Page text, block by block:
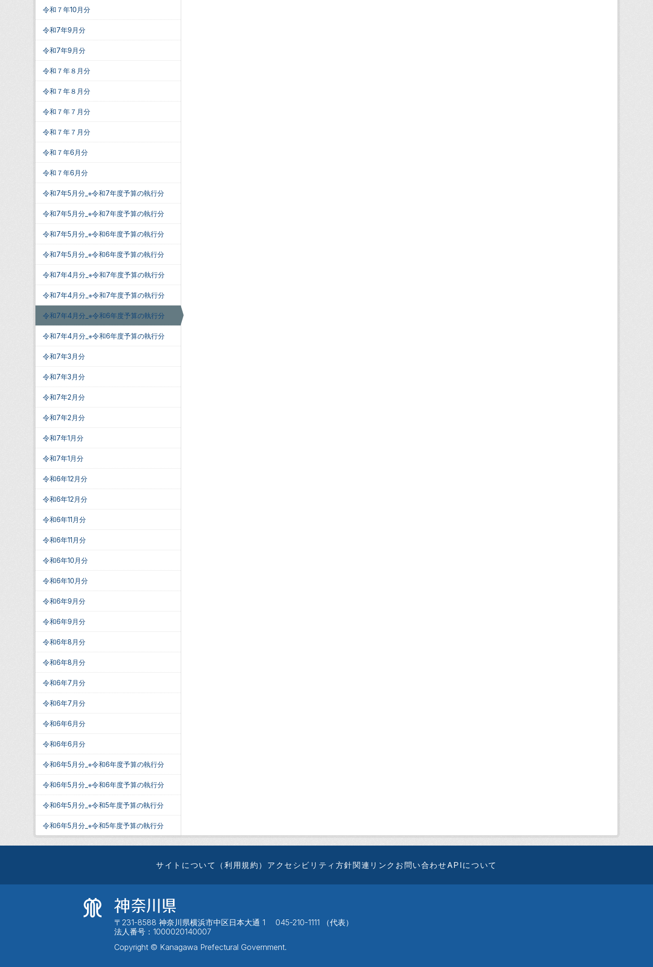
令和７年10月分
令和7年9月分
令和7年9月分
令和７年８月分
令和７年８月分
令和７年７月分
令和７年７月分
令和７年6月分
令和７年6月分
令和7年5月分_※令和7年度予算の執行分
令和7年5月分_※令和7年度予算の執行分
令和7年5月分_※令和6年度予算の執行分
令和7年5月分_※令和6年度予算の執行分
令和7年4月分_※令和7年度予算の執行分
令和7年4月分_※令和7年度予算の執行分
令和7年4月分_※令和6年度予算の執行分
令和7年4月分_※令和6年度予算の執行分
令和7年3月分
令和7年3月分
令和7年2月分
令和7年2月分
令和7年1月分
令和7年1月分
令和6年12月分
令和6年12月分
令和6年11月分
令和6年11月分
令和6年10月分
令和6年10月分
令和6年9月分
令和6年9月分
令和6年8月分
令和6年8月分
令和6年7月分
令和6年7月分
令和6年6月分
令和6年6月分
令和6年5月分_※令和6年度予算の執行分
令和6年5月分_※令和6年度予算の執行分
令和6年5月分_※令和5年度予算の執行分
令和6年5月分_※令和5年度予算の執行分
サイトについて（利用規約） アクセシビリティ方針関連リンク お問い合わせAPIについて
〒231-8588 神奈川県横浜市中区日本大通 1 045-210-1111 （代表）
法人番号：1000020140007
Copyright © Kanagawa Prefectural Government.